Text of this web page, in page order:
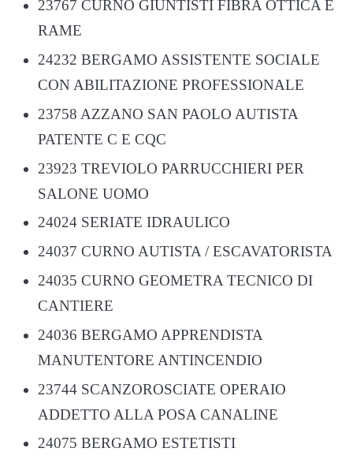
23767 CURNO GIUNTISTI FIBRA OTTICA E
RAME
24232 BERGAMO ASSISTENTE SOCIALE
CON ABILITAZIONE PROFESSIONALE
23758 AZZANO SAN PAOLO AUTISTA
PATENTE C E CQC
23923 TREVIOLO PARRUCCHIERI PER
SALONE UOMO
24024 SERIATE IDRAULICO
24037 CURNO AUTISTA / ESCAVATORISTA
24035 CURNO GEOMETRA TECNICO DI
CANTIERE
24036 BERGAMO APPRENDISTA
MANUTENTORE ANTINCENDIO
23744 SCANZOROSCIATE OPERAIO
ADDETTO ALLA POSA CANALINE
24075 BERGAMO ESTETISTI